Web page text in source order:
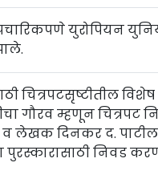
युरोपियन
चित्रपटसृष्टीतील विशेष
गौरव म्हणून चित्रपट
व लेखक दिनकर द. पाटील
पुरस्कारासाठी निवड